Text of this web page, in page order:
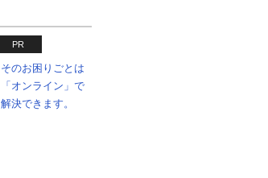
PR
そのお困りごとは
「オンライン」で
解決できます。